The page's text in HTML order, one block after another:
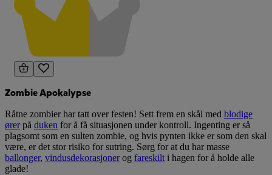
Zombie Apokalypse
Råtne zombier har tatt over festen! Sett frem en skål med blodige
ørerpå duken for å få situasjonen under kontroll. Ingenting er så
plagsomt som en sulten zombie, og hvis pynten ikke er som den skal
være, er det stor risiko for sutring. Sørg for at du har masse
ballonger, vindusdekorasjonerog fareskilt i hagen for å holde alle
glade!